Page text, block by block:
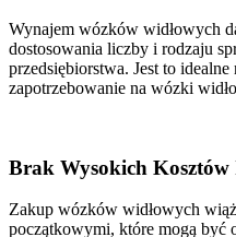
Wynajem wózków widłowych
dostosowania liczby i rodzaju
przedsiębiorstwa. Jest to
zapotrzebowanie na wózki
Brak Wysokich Kosztów
Zakup wózków widłowych
początkowymi, które mogą być